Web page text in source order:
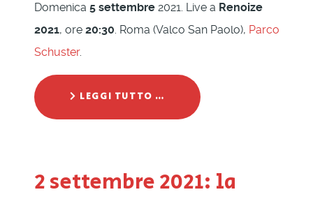
Domenica 5 settembre 2021. Live a Renoize
2021, ore 20:30. Roma (Valco San Paolo), Parco
Schuster.
LEGGI TUTTO …
2 settembre 2021: la